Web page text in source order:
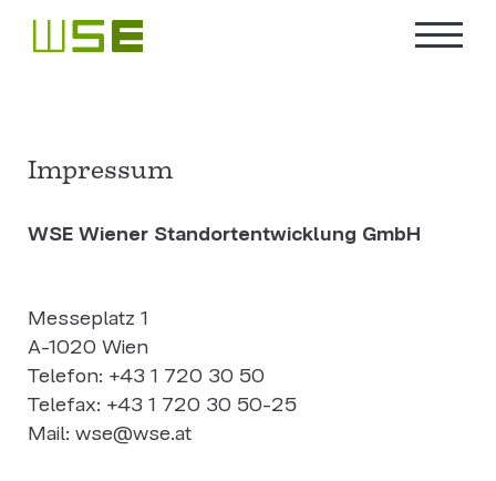
Impressum
WSE Wiener Standortentwicklung GmbH
Messeplatz 1
A-1020 Wien
Telefon: +43 1 720 30 50
Telefax: +43 1 720 30 50-25
Mail: wse@wse.at